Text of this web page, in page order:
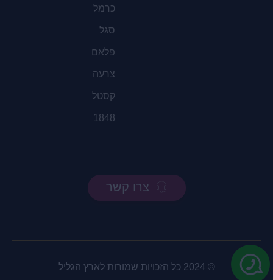
כרמל
סגל
פלאם
צרעה
קסטל
1848
צרו קשר
© 2024 כל הזכויות שמורות לארץ הגליל